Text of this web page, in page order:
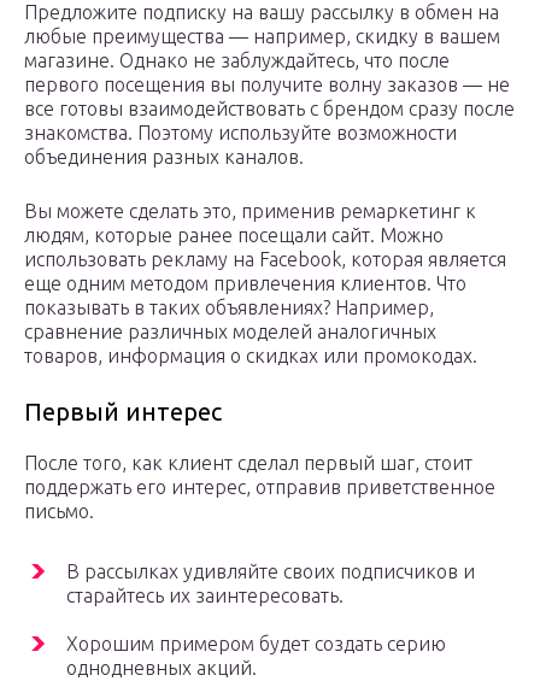
Предложите подписку на вашу рассылку в обмен на
любые преимущества — например, скидку в вашем
магазине. Однако не заблуждайтесь, что после
первого посещения вы получите волну заказов — не
все готовы взаимодействовать с брендом сразу после
знакомства. Поэтому используйте возможности
объединения разных каналов.
Вы можете сделать это, применив ремаркетинг к
людям, которые ранее посещали сайт. Можно
использовать рекламу на Facebook, которая является
еще одним методом привлечения клиентов. Что
показывать в таких объявлениях? Например,
сравнение различных моделей аналогичных
товаров, информация о скидках или промокодах.
Первый интерес
После того, как клиент сделал первый шаг, стоит
поддержать его интерес, отправив приветственное
письмо.
В рассылках удивляйте своих подписчиков и
старайтесь их заинтересовать.
Хорошим примером будет создать серию
однодневных акций.